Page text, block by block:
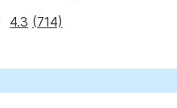
4.3 (714)